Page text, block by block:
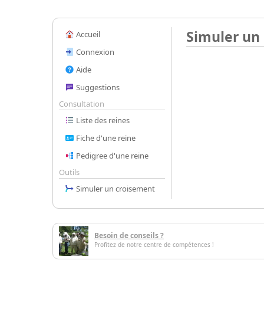
Accueil
Connexion
Aide
Suggestions
Consultation
Liste des reines
Fiche d'une reine
Pedigree d'une reine
Outils
Simuler un croisement
Simuler
Besoin de conseils ?
Profitez de notre centre de compétences !